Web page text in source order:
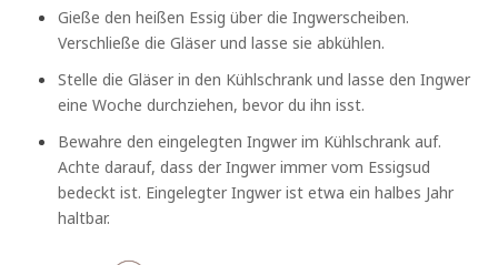
Gieße den heißen Essig über die Ingwerscheiben.
Verschließe die Gläser und lasse sie abkühlen.
Stelle die Gläser in den Kühlschrank und lasse den Ingwer
eine Woche durchziehen, bevor du ihn isst.
Bewahre den eingelegten Ingwer im Kühlschrank auf.
Achte darauf, dass der Ingwer immer vom Essigsud
bedeckt ist. Eingelegter Ingwer ist etwa ein halbes Jahr
haltbar.